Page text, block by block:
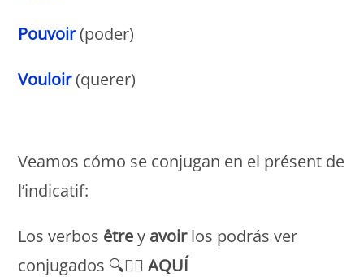
Pouvoir(poder)
Vouloir(querer)
Veamos cómo se conjugan en el présent de
l’indicatif:
Los verbos êtrey avoirlos podrás ver
conjugados 🔍👉🏻AQUÍ